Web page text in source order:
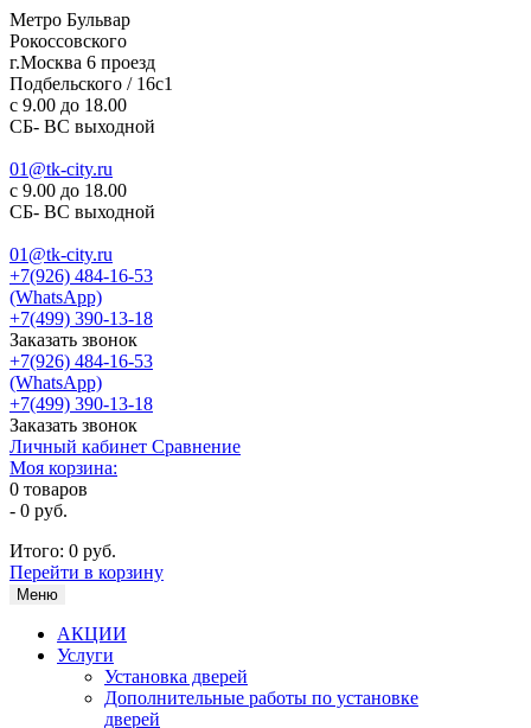
Метро Бульвар
Рокоссовского
г.Москва 6 проезд
Подбельского / 16с1
c 9.00 до 18.00
СБ- ВС выходной
01@tk-city.ru
c 9.00 до 18.00
СБ- ВС выходной
01@tk-city.ru
+7(926) 484-16-53
(WhatsApp)
+7(499) 390-13-18
Заказать звонок
+7(926) 484-16-53
(WhatsApp)
+7(499) 390-13-18
Заказать звонок
Личный кабинет Сравнение
Моя корзина:
0 товаров
- 0 руб.
Итого: 0 руб.
Перейти в корзину
Меню
АКЦИИ
Услуги
Установка дверей
Дополнительные работы по установке
дверей